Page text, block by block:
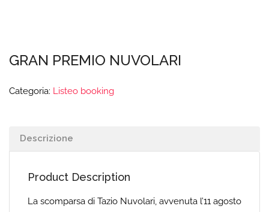
GRAN PREMIO NUVOLARI
Categoria: Listeo booking
Descrizione
Product Description
La scomparsa di Tazio Nuvolari, avvenuta l’11 agosto